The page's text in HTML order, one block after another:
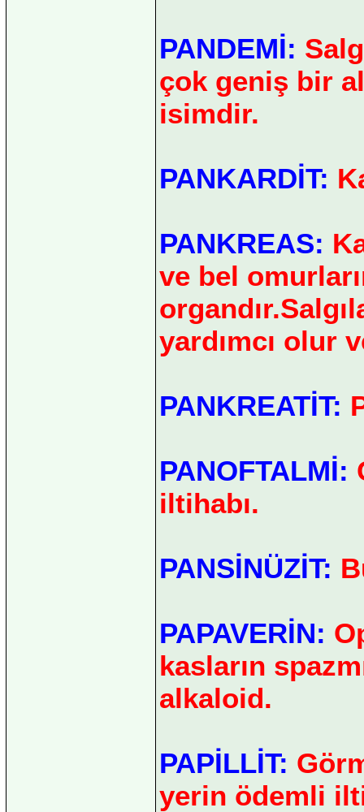
PANDEMİ:
çok geniş bir
isimdir.
PANKARDİT:
PANKREAS:
ve bel
yardımcı olur
PANKREATİT:
PANOFTALMİ:
iltihabı.
PANSİNÜZİT:
PAPAVERİN:
kasların
alkaloid.
PAPİLLİT:
yerin ödemli